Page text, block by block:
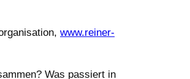
www.reiner-
Was passiert in